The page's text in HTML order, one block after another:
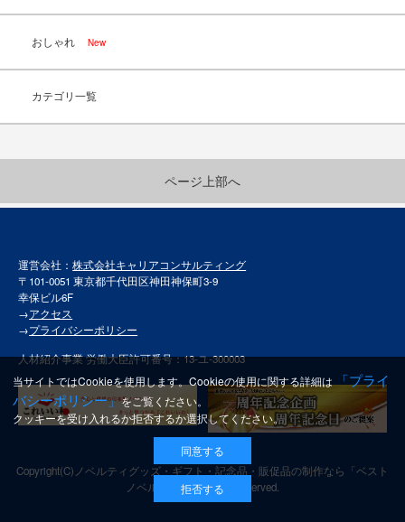
おしゃれ New
カテゴリ一覧
ページ上部へ
運営会社：株式会社キャリアコンサルティング
〒101-0051 東京都千代田区神田神保町3-9
幸保ビル6F
→アクセス
→プライバシーポリシー
人材紹介事業 労働大臣許可番号：13-ユ-300003
Copyright(C) ノベルティグッズ・ギフト・記念品・販促品の制作なら「ベスト
ノベルティ」All rights reserved.
当サイトではCookieを使用します。Cookieの使用に関する詳細は
「プライ
バシーポリシー」をご覧ください。
クッキーを受け入れるか拒否するか選択してください。
同意する
拒否する